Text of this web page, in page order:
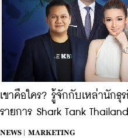
เขาคือใคร? รู้จักกับเหล่านักธุ
รายการ Shark Tank
NEWS |
MARKETING